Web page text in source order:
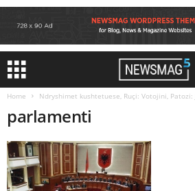
Home Ndryshimet kushtetuese, Ruçi: Votojini, Patozi:
parlamenti